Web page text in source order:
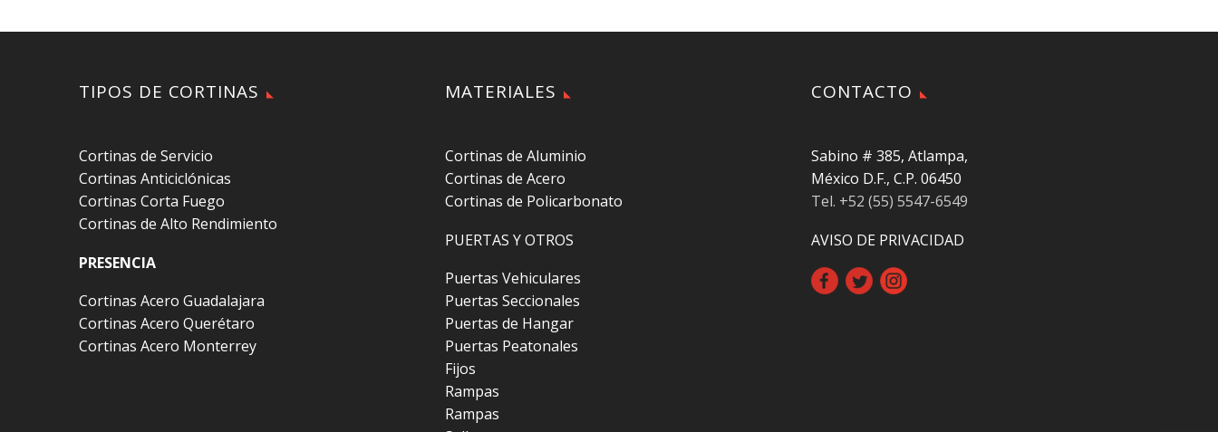
TIPOS DE CORTINAS
Cortinas de Servicio
Cortinas Anticiclónicas
Cortinas Corta Fuego
Cortinas de Alto Rendimiento
PRESENCIA
Cortinas Acero Guadalajara
Cortinas Acero Querétaro
Cortinas Acero Monterrey
MATERIALES
Cortinas de Aluminio
Cortinas de Acero
Cortinas de Policarbonato
PUERTAS Y OTROS
Puertas Vehiculares
Puertas Seccionales
Puertas de Hangar
Puertas Peatonales
Fijos
Rampas
Rampas
CONTACTO
Sabino # 385, Atlampa,
México D.F., C.P. 06450
Tel. +52 (55) 5547-6549
AVISO DE PRIVACIDAD